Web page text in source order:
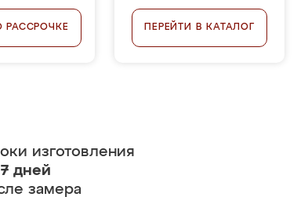
РАССРОЧКЕ ПЕРЕЙТИ В КАТАЛОГ
изготовления
дней
замера